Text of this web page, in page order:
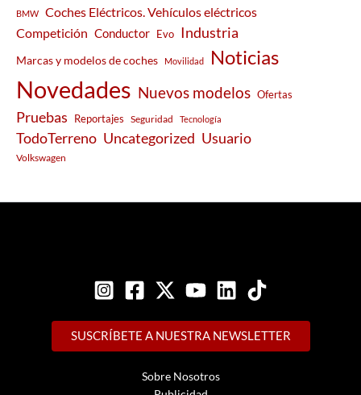
BMW
Coches Eléctricos. Vehículos eléctricos
Competición Conductor Evo Industria
Marcas y modelos de coches Movilidad Noticias
Novedades Nuevos modelos Ofertas
Pruebas Reportajes Seguridad Tecnología
TodoTerreno Uncategorized Usuario
Volkswagen
SUSCRÍBETE A NUESTRA NEWSLETTER
Sobre Nosotros